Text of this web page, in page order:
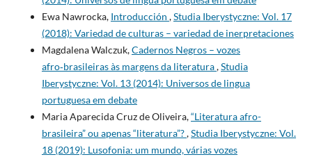
Ewa Nawrocka, Introducción ,Studia Iberystyczne: Vol. 17
(2018): Variedad de culturas – variedad de inerpretaciones
Magdalena Walczuk,Cadernos Negros – vozes
afro‑brasileiras às margens da literatura,Studia
Iberystyczne: Vol. 13 (2014): Universos de lingua
portuguesa em debate
Maria Aparecida Cruz de Oliveira,“Literatura afro-
brasileira” ou apenas “literatura”?,Studia Iberystyczne: Vol.
18 (2019): Lusofonia: um mundo, várias vozes